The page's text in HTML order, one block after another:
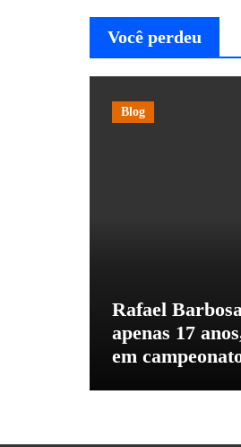
Você perdeu
Blog
Rafael
apenas 17
em campeonato